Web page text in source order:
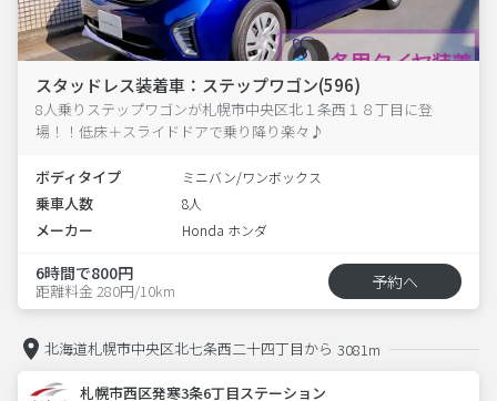
スタッドレス装着車：ステップワゴン(596)
8人乗りステップワゴンが札幌市中央区北１条西１８丁目に登
場！！低床＋スライドドアで乗り降り楽々♪
ボディタイプ ミニバン/ワンボックス
乗車人数 8人
メーカー Honda ホンダ
6時間で800円
距離料金 280円/10km 予約へ
北海道札幌市中央区北七条西二十四丁目から 3081m
札幌市西区発寒3条6丁目ステーション